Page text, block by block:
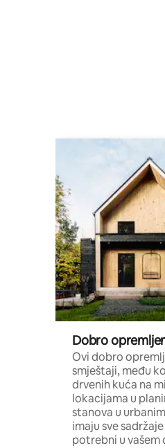
Dobro
Ovi dobro
smještaji, među
drvenih kuća na
lokacijama u
stanova u
imaju sve
potrebni u vašem